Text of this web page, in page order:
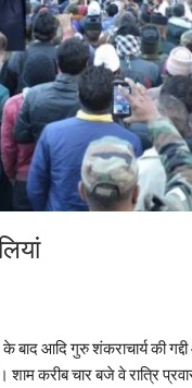
बाद आदि गुरु शंकराचार्य की
शाम करीब चार बजे वे रात्रि